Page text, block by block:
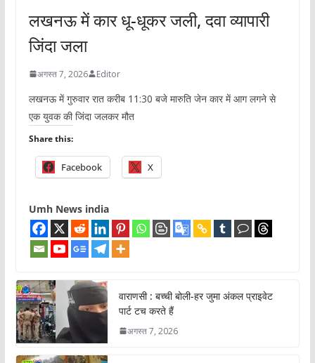
लखनऊ में कार धू-धूकर जली, दवा व्यापारी
जिंदा जला
अगस्त 7, 2026 Editor
लखनऊ में गुरुवार रात करीब 11:30 बजे मारुति जेन कार में आग लगने से
एक युवक की जिंदा जलकर मौत
Share this:
Facebook X
Umh News india
वाराणसी : बच्ची बोली-हर जुमा अंकल प्राइवेट
पार्ट टच करते हैं
अगस्त 7, 2026